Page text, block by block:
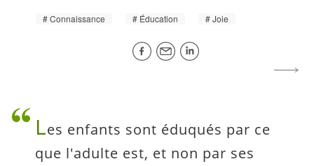
Connaissance Éducation Joie
Les enfants sont éduqués par ce
que l'adulte est, et non par ses